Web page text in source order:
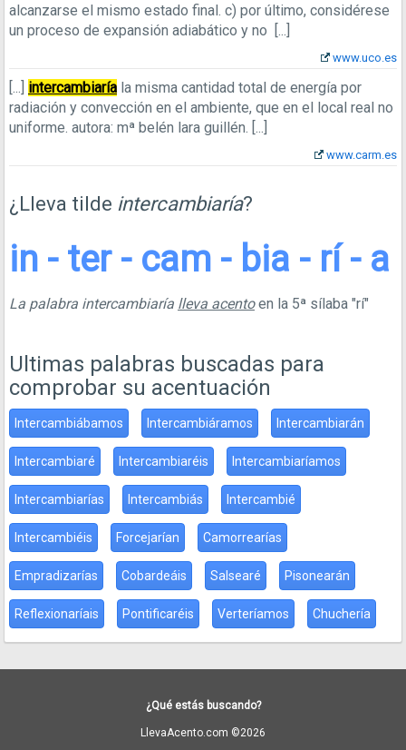
alcanzarse el mismo estado final. c) por último, considérese
un proceso de expansión adiabático y no [...]
www.uco.es
[...] intercambiaría la misma cantidad total de energía por
radiación y convección en el ambiente, que en el local real no
uniforme. autora: mª belén lara guillén. [...]
www.carm.es
¿Lleva tilde intercambiaría?
in - ter - cam - bia - rí - a
La palabra intercambiaría lleva acentoen la 5ª sílaba "rí"
Ultimas palabras buscadas para
comprobar su acentuación
Intercambiábamos Intercambiáramos Intercambiarán
Intercambiaré Intercambiaréis Intercambiaríamos
Intercambiarías Intercambiás Intercambié
Intercambiéis Forcejarían Camorrearías
Empradizarías Cobardeáis Salsearé Pisonearán
Reflexionaríais Pontificaréis Verteríamos Chuchería
¿Qué estás buscando?
LlevaAcento.com ©2026